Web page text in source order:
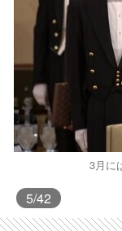
3月に
5/42